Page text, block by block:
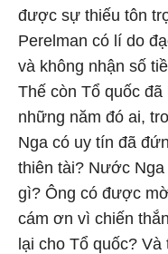
được sự thiếu tôn
Perelman có lí do
và không nhận số
Thế còn Tổ quốc
những năm đó ai,
Nga có uy tín đã
thiên tài? Nước
gì? Ông có được
cám ơn vì chiến
lại cho Tổ quốc?